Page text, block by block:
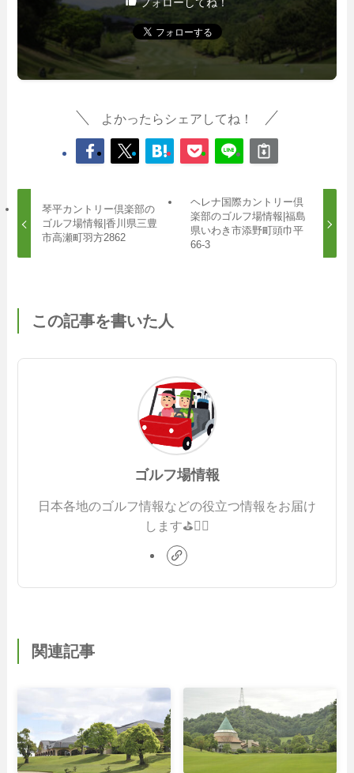
よかったらシェアしてね！
琴平カントリー倶楽部の
ゴルフ場情報|香川県三豊
市高瀬町羽方2862
ヘレナ国際カントリー倶
楽部のゴルフ場情報|福島
県いわき市添野町頭巾平
66-3
この記事を書いた人
ゴルフ場情報
日本各地のゴルフ情報などの役立つ情報をお届け
します⛳️🏌️‍♂️
関連記事